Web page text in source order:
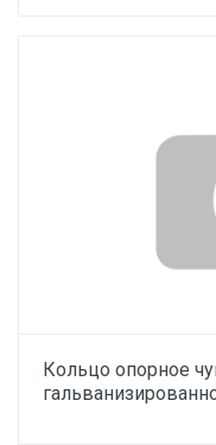
Кольцо опорное